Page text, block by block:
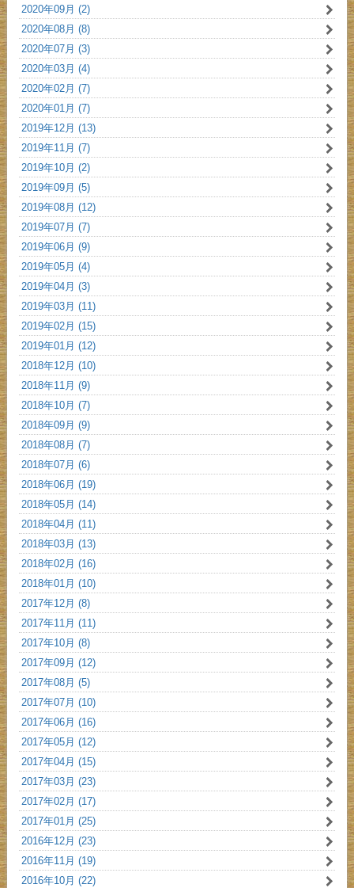
2020年09月 (2)
2020年08月 (8)
2020年07月 (3)
2020年03月 (4)
2020年02月 (7)
2020年01月 (7)
2019年12月 (13)
2019年11月 (7)
2019年10月 (2)
2019年09月 (5)
2019年08月 (12)
2019年07月 (7)
2019年06月 (9)
2019年05月 (4)
2019年04月 (3)
2019年03月 (11)
2019年02月 (15)
2019年01月 (12)
2018年12月 (10)
2018年11月 (9)
2018年10月 (7)
2018年09月 (9)
2018年08月 (7)
2018年07月 (6)
2018年06月 (19)
2018年05月 (14)
2018年04月 (11)
2018年03月 (13)
2018年02月 (16)
2018年01月 (10)
2017年12月 (8)
2017年11月 (11)
2017年10月 (8)
2017年09月 (12)
2017年08月 (5)
2017年07月 (10)
2017年06月 (16)
2017年05月 (12)
2017年04月 (15)
2017年03月 (23)
2017年02月 (17)
2017年01月 (25)
2016年12月 (23)
2016年11月 (19)
2016年10月 (22)